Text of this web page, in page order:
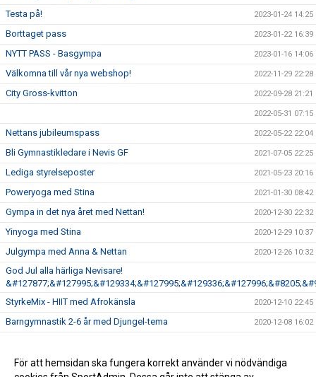
Testa på! 2023-01-24 14:25
Borttaget pass 2023-01-22 16:39
NYTT PASS - Basgympa 2023-01-16 14:06
Välkomna till vår nya webshop! 2022-11-29 22:28
City Gross-kvitton 2022-09-28 21:21
2022-05-31 07:15
Nettans jubileumspass 2022-05-22 22:04
Bli Gymnastikledare i Nevis GF 2021-07-05 22:25
Lediga styrelseposter 2021-05-23 20:16
Poweryoga med Stina 2021-01-30 08:42
Gympa in det nya året med Nettan! 2020-12-30 22:32
Yinyoga med Stina 2020-12-29 10:37
Julgympa med Anna & Nettan 2020-12-26 10:32
God Jul alla härliga Nevisare!
StyrkeMix - HIIT med Afrokänsla
2020-12-10 22:45
Barngymnastik 2-6 år med Djungel-tema 2020-12-08 16:02
Anmälan till höstterminen 2020-07-27 21:47
För att hemsidan ska fungera korrekt använder vi nödvändiga